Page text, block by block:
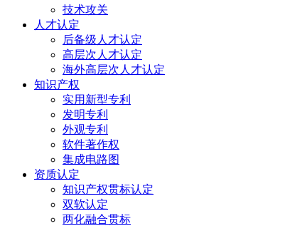
技术攻关
人才认定
后备级人才认定
高层次人才认定
海外高层次人才认定
知识产权
实用新型专利
发明专利
外观专利
软件著作权
集成电路图
资质认定
知识产权贯标认定
双软认定
两化融合贯标